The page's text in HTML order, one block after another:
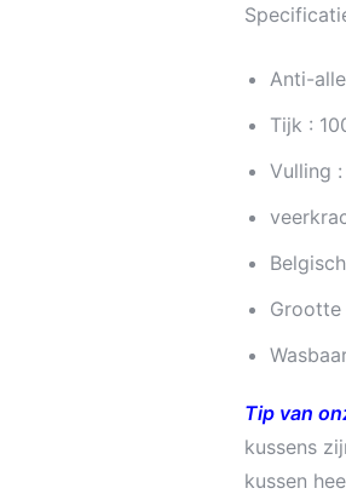
Anti-
Tijk :
Vulling
Tip van
kussens
kussen